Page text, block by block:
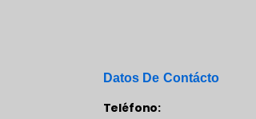
Datos De Contácto
Teléfono: